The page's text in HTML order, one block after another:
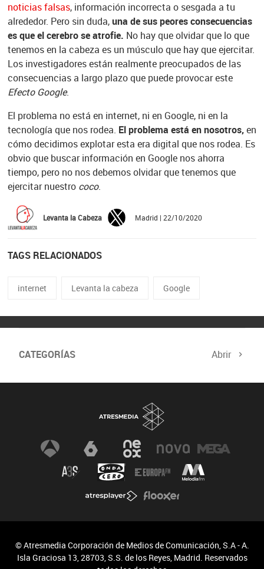
noticias falsas, información incorrecta o sesgada a tu
alrededor. Pero sin duda,una de sus peores consecuencias
es que el cerebro se atrofie. No hay que olvidar que lo que
tenemos en la cabeza es un músculo que hay que ejercitar.
Los investigadores están realmente preocupados de las
consecuencias a largo plazo que puede provocar este
Efecto Google.
El problema no está en internet, ni en Google, ni en la
tecnología que nos rodea. El problema está en nosotros,en
cómo decidimos explotar esta era digital que nos rodea. Es
obvio que buscar información en Google nos ahorra
tiempo, pero no nos debemos olvidar que tenemos que
ejercitar nuestro coco.
Levanta la Cabeza Madrid | 22/10/2020
TAGS RELACIONADOS
internet Levanta la cabeza Google
CATEGORÍAS Abrir
Comité de Expertos Curso verificación digital
Newsletter
© Atresmedia Corporación de Medios de Comunicación, S.A - A.
Isla Graciosa 13, 28703, S.S. de los Reyes, Madrid. Reservados